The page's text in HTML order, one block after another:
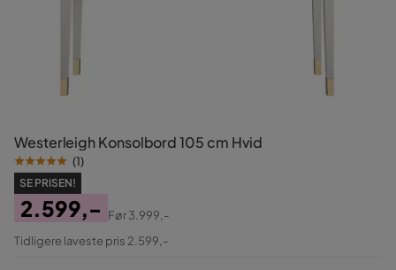
Westerleigh Konsolbord 105 cm Hvid
(1)
SE PRISEN!
Pris
2.599,-
Original
Før3.999,-
Tidligere laveste pris 2.599,-